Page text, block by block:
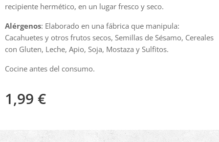
recipiente hermético, en un lugar fresco y seco.
Alérgenos: Elaborado en una fábrica que manipula:
Cacahuetes y otros frutos secos, Semillas de Sésamo, Cereales
con Gluten, Leche, Apio, Soja, Mostaza y Sulfitos.
Cocine antes del consumo.
1,99 €